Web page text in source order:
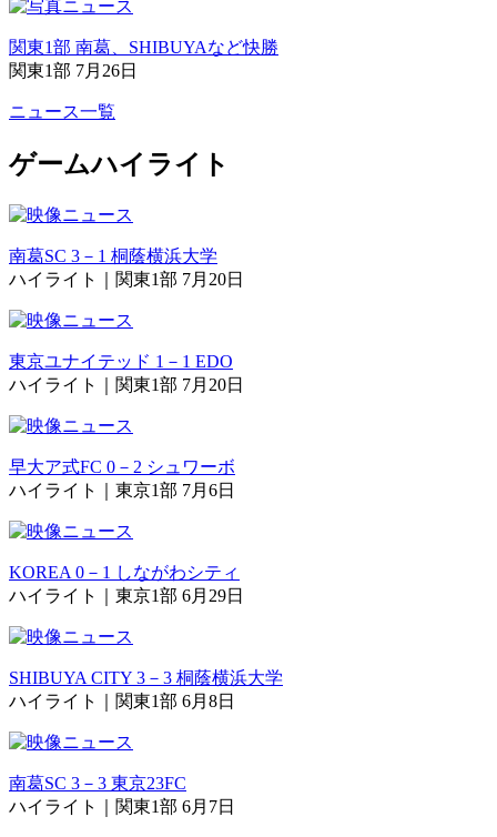
関東1部 南葛、SHIBUYAなど快勝
関東1部 7月26日
ニュース一覧
ゲームハイライト
南葛SC 3－1 桐蔭横浜大学
ハイライト｜関東1部 7月20日
東京ユナイテッド 1－1 EDO
ハイライト｜関東1部 7月20日
早大ア式FC 0－2 シュワーボ
ハイライト｜東京1部 7月6日
KOREA 0－1 しながわシティ
ハイライト｜東京1部 6月29日
SHIBUYA CITY 3－3 桐蔭横浜大学
ハイライト｜関東1部 6月8日
南葛SC 3－3 東京23FC
ハイライト｜関東1部 6月7日